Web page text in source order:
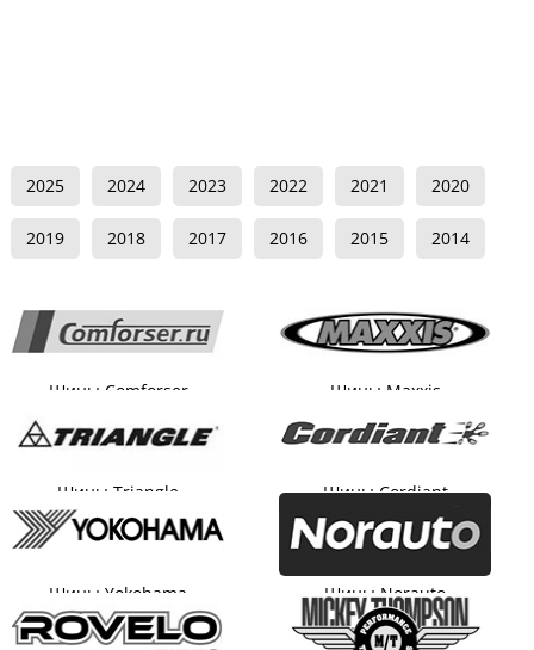
2025 2024 2023 2022 2021 2020
2019 2018 2017 2016 2015 2014
Шины Comforser Шины Maxxis
Шины Triangle Шины Cordiant
Шины Yokohama Шины Norauto